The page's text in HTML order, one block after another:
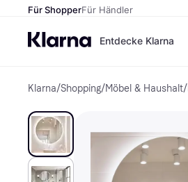
Für ShopperFür Händler
Entdecke Klarna
Klarna/Shopping/Möbel & Haushalt/